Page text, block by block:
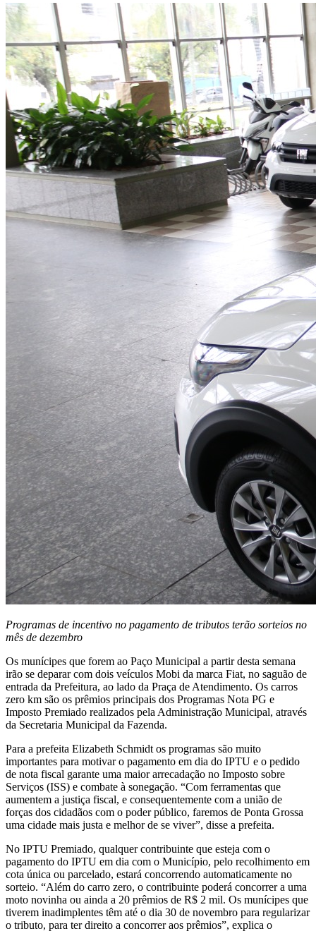
Programas de incentivo no pagamento de tributos terão sorteios no
mês de dezembro
Os munícipes que forem ao Paço Municipal a partir desta semana
irão se deparar com dois veículos Mobi da marca Fiat, no saguão de
entrada da Prefeitura, ao lado da Praça de Atendimento. Os carros
zero km são os prêmios principais dos Programas Nota PG e
Imposto Premiado realizados pela Administração Municipal, através
da Secretaria Municipal da Fazenda.
Para a prefeita Elizabeth Schmidt os programas são muito
importantes para motivar o pagamento em dia do IPTU e o pedido
de nota fiscal garante uma maior arrecadação no Imposto sobre
Serviços (ISS) e combate à sonegação. “Com ferramentas que
aumentem a justiça fiscal, e consequentemente com a união de
forças dos cidadãos com o poder público, faremos de Ponta Grossa
uma cidade mais justa e melhor de se viver”, disse a prefeita.
No IPTU Premiado, qualquer contribuinte que esteja com o
pagamento do IPTU em dia com o Município, pelo recolhimento em
cota única ou parcelado, estará concorrendo automaticamente no
sorteio. “Além do carro zero, o contribuinte poderá concorrer a uma
moto novinha ou ainda a 20 prêmios de R$ 2 mil. Os munícipes que
tiverem inadimplentes têm até o dia 30 de novembro para regularizar
o tributo, para ter direito a concorrer aos prêmios”, explica o